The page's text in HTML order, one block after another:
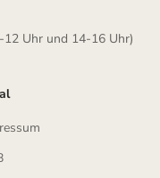
Uhr und 14-16 Uhr)